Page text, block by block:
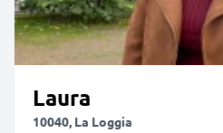
Laura
10040, La Loggia